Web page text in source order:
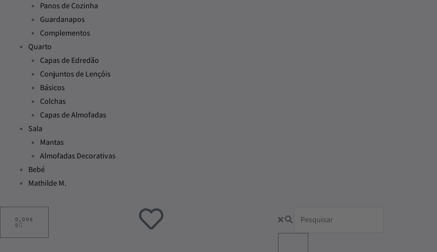
Panos de Cozinha
Guardanapos
Complementos
Quarto
Capas de Edredão
Conjuntos de Lençóis
Básicos
Colchas
Capas de Almofadas
Sala
Mantas
Almofadas Decorativas
Bebé
Mathilde M.
0,00€
0
ADICIONAR
CARRINHO